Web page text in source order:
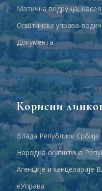
Матична подручја,
Општинска управа-водич
Документа
Корисни
Влада Републике Србије
Народна скупштина
Агенције и канцеларије
еУправа